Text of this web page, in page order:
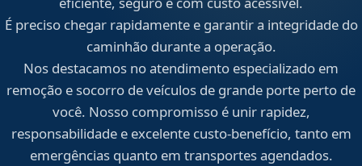
É preciso chegar rapidamente e garantir a integridade do
caminhão durante a operação.
Nos destacamos no atendimento especializado em
remoção e socorro de veículos de grande porte perto de
você. Nosso compromisso é unir rapidez,
responsabilidade e excelente custo-benefício, tanto em
emergências quanto em transportes agendados.